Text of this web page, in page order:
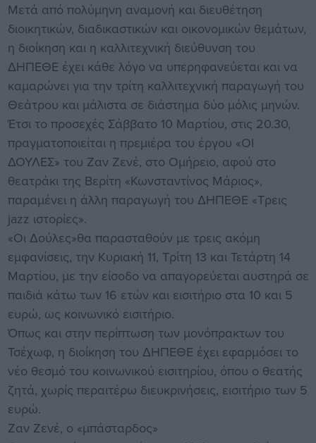
Μετά από πολύμηνη αναμονή και διευθέτηση
διοικητικών, διαδικαστικών και οικονομικών θεμάτων,
η διοίκηση και η καλλιτεχνική διεύθυνση του
ΔΗΠΕΘΕ έχει κάθε λόγο να υπερηφανεύεται και να
καμαρώνει για την τρίτη καλλιτεχνική παραγωγή του
Θεάτρου και μάλιστα σε διάστημα δύο μόλις μηνών.
Έτσι το προσεχές Σάββατο 10 Μαρτίου, στις 20.30,
πραγματοποιείται η πρεμιέρα του έργου «ΟΙ
ΔΟΥΛΕΣ» του Ζαν Ζενέ, στο Ομήρειο, αφού στο
θεατράκι της Βερίτη «Κωνσταντίνος Μάριος»,
παραμένει η άλλη παραγωγή του ΔΗΠΕΘΕ «Τρεις
jazz ιστορίες».
«Οι Δούλες»θα παρασταθούν με τρεις ακόμη
εμφανίσεις, την Κυριακή 11, Τρίτη 13 και Τετάρτη 14
Μαρτίου, με την είσοδο να απαγορεύεται αυστηρά σε
παιδιά κάτω των 16 ετών και εισιτήριο στα 10 και 5
ευρώ, ως κοινωνικό εισιτήριο.
Όπως και στην περίπτωση των μονόπρακτων του
Τσέχωφ, η διοίκηση του ΔΗΠΕΘΕ έχει εφαρμόσει το
νέο θεσμό του κοινωνικού εισιτηρίου, όπου ο θεατής
ζητά, χωρίς περαιτέρω διευκρινήσεις, εισιτήριο των 5
ευρώ.
Ζαν Ζενέ, ο «μπάσταρδος»